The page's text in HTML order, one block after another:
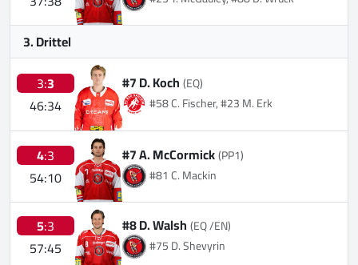
3. Drittel
3:3
46:34
#7 D. Koch(EQ)
#58 C. Fischer, #23 M. Erk
4:3
54:10
#7 A. McCormick(PP1)
#81 C. Mackin
5:3
57:45
#8 D. Walsh(EQ /EN)
#75 D. Shevyrin